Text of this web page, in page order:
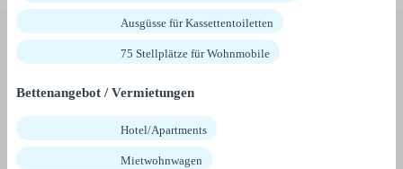
Ausgüsse für Kassettentoiletten
75 Stellplätze für Wohnmobile
Bettenangebot / Vermietungen
Hotel/Apartments
Mietwohnwagen